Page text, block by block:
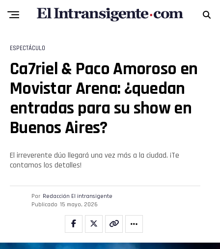
ESPECTÁCULO
Ca7riel & Paco Amoroso en
Movistar Arena: ¿quedan
entradas para su show en
Buenos Aires?
El irreverente dúo llegará una vez más a la ciudad. ¡Te
contamos los detalles!
Por Redacción El intransigente
Publicado 15 mayo, 2026